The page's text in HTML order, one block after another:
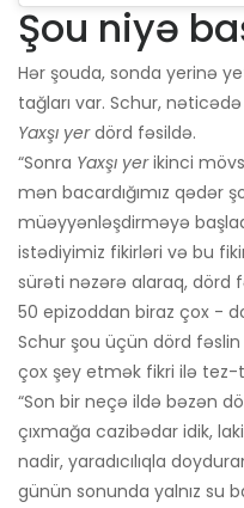
Şou niyə
Hər şouda, sonda yerinə
tağları var. Schur,
Yaxşı yerdörd fəsildə.
“Sonra Yaxşı yerikinci
mən bacardığımız qədər
müəyyənləşdirməyə
istədiyimiz fikirləri və bu
sürəti nəzərə alaraq, dörd
50 epizoddan biraz çox -
Schur şou üçün dörd
çox şey etmək fikri ilə tez-
“Son bir neçə ildə bəzən
çıxmağa cazibədar idik,
nadir, yaradıcılıqla
günün sonunda yalnız su